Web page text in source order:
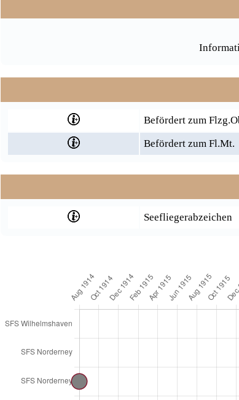
Befördert zum
Befördert zum Fl.Mt.
Seefliegerabzeichen